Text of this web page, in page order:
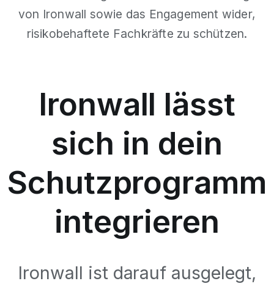
von Ironwall sowie das Engagement wider,
risikobehaftete Fachkräfte zu schützen.
Ironwall lässt
sich in dein
Schutzprogramm
integrieren
Ironwall ist darauf ausgelegt,